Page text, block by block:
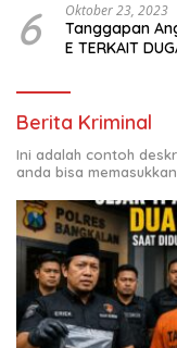
6 Oktober 23, 2023
Tanggapan
E TERKAIT
Berita Kriminal
Ini adalah contoh
anda bisa